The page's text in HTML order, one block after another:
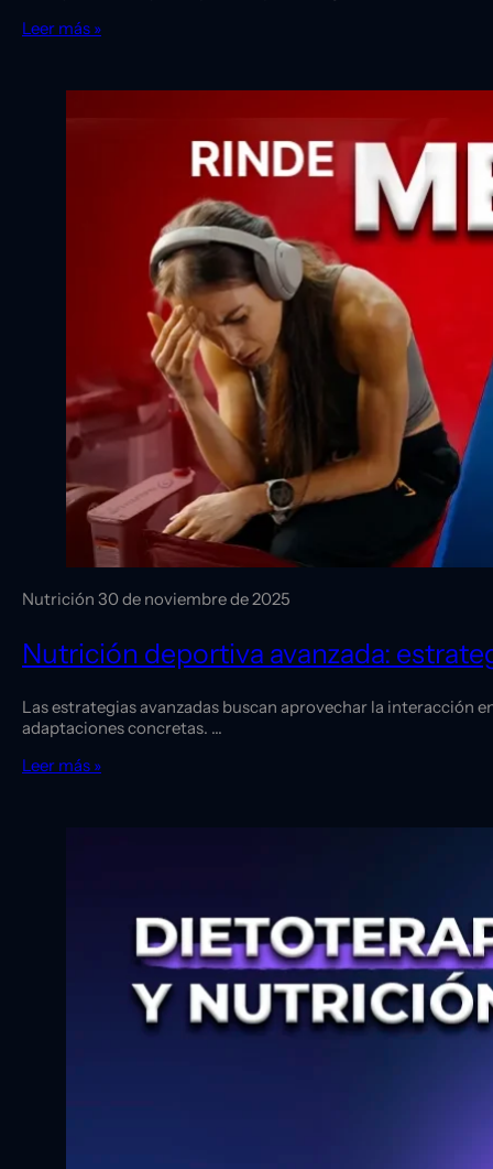
Leer más »
Nutrición 30 de noviembre de 2025
Nutrición deportiva avanzada:
Las estrategias avanzadas buscan aprovechar la interacción
adaptaciones concretas. …
Leer más »